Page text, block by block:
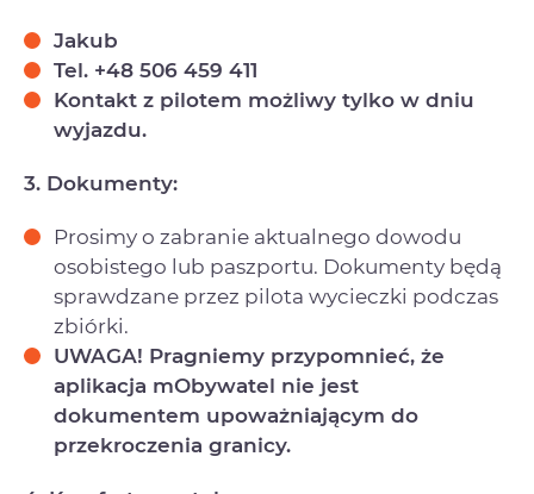
Jakub
Tel. +48 506 459 411
Kontakt z pilotem możliwy tylko w dniu
wyjazdu.
3. Dokumenty:
Prosimy o zabranie aktualnego dowodu
osobistego lub paszportu. Dokumenty będą
sprawdzane przez pilota wycieczki podczas
zbiórki.
UWAGA! Pragniemy przypomnieć, że
aplikacja mObywatel nie jest
dokumentem upoważniającym do
przekroczenia granicy.